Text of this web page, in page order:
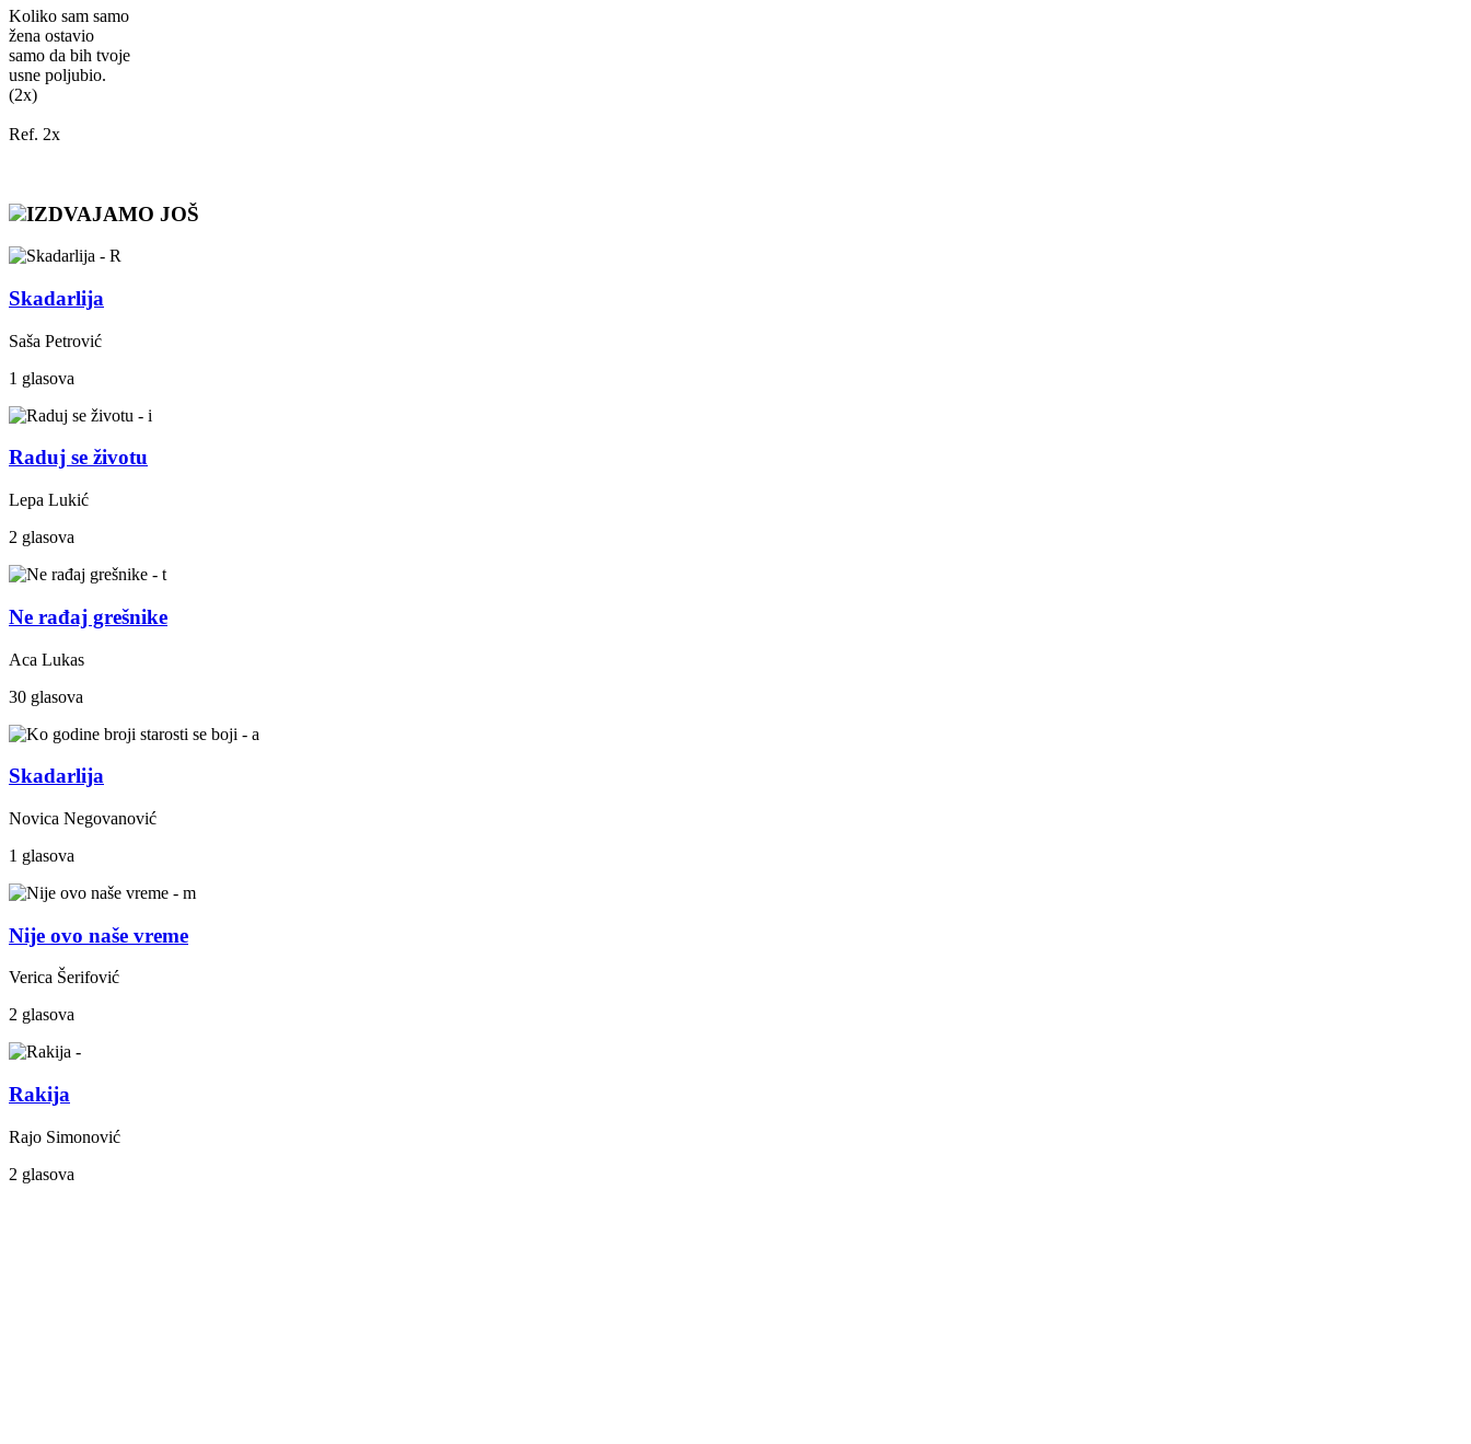
Koliko sam samo
žena ostavio
samo da bih tvoje
usne poljubio.
(2x)
Ref. 2x
IZDVAJAMO JOŠ
Skadarlija
Saša Petrović
1 glasova
Raduj se životu
Lepa Lukić
2 glasova
Ne rađaj grešnike
Aca Lukas
30 glasova
Skadarlija
Novica Negovanović
1 glasova
Nije ovo naše vreme
Verica Šerifović
2 glasova
Rakija
Rajo Simonović
2 glasova